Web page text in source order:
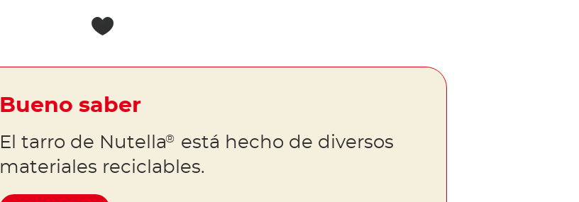
Bueno saber
El tarro de Nutella®
está hecho de diversos
materiales reciclables.